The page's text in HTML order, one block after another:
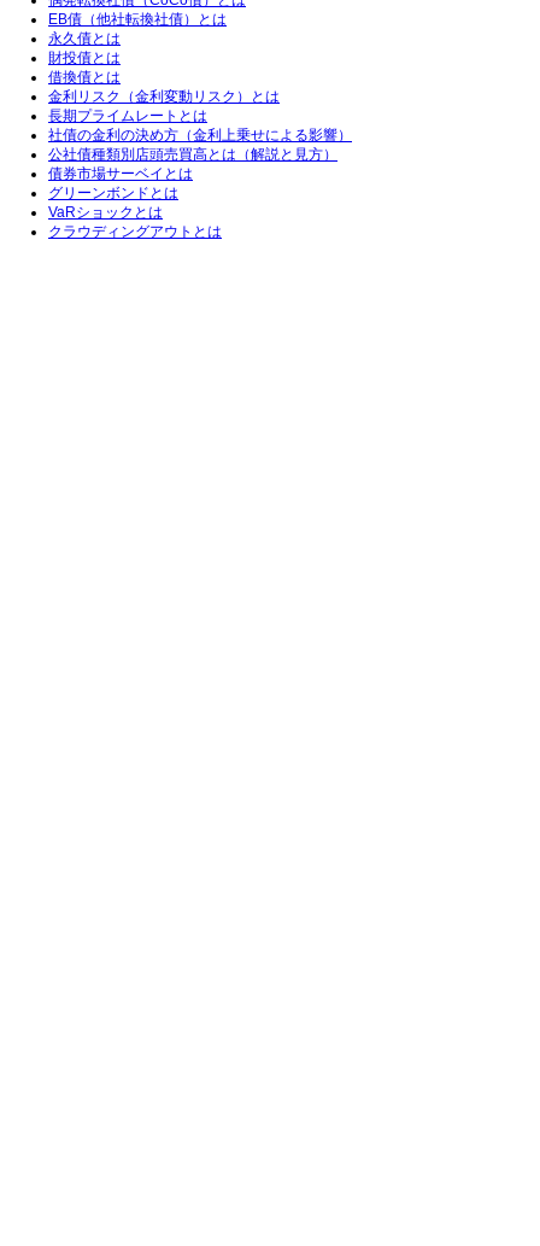
EB債（他社転換社債）とは
永久債とは
財投債とは
借換債とは
金利リスク（金利変動リスク）とは
長期プライムレートとは
社債の金利の決め方（金利上乗せによる影響）
公社債種類別店頭売買高とは（解説と見方）
債券市場サーベイとは
グリーンボンドとは
VaRショックとは
クラウディングアウトとは